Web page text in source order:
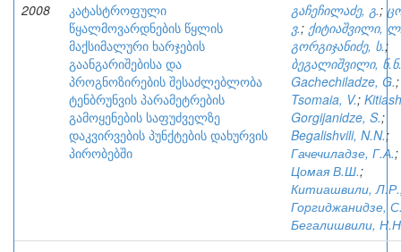
2008
კატასტროფული
წყალმოვარდნების წყლის
მაქსიმალური ხარჯების
გაანგარიშებისა და
პროგნოზირების შესაძლებლობა
ტენბრუნვის პარამეტრების
გამოყენების საფუძველზე
დაკვირვების პუნქტების დახურვის
პირობებში
გაჩეჩილაძე, გ.;
ვ.; ქიტიაშვილი,
გორგიჯანიძე, ს.;
ბეგალიშვილი, ნ.ნ.
Gachechiladze, G.;
Tsomaia, V.;
Gorgijanidze, S.;
Begalishvili, N.N.;
Гачечиладзе, Г.А.;
Цомая В.Ш.;
Китиашвили, Л.Р.
Горгиджанидзе,
Бегалишвили,